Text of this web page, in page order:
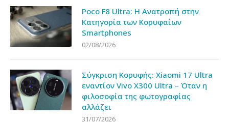
Poco F8 Ultra: Η Ανατροπή στην
Κατηγορία των Κορυφαίων
Smartphones
02/08/2026
Σύγκριση Κορυφής: Xiaomi 17 Ultra
εναντίον Vivo X300 Ultra – Όταν η
φιλοσοφία της φωτογραφίας
αλλάζει
31/07/2026